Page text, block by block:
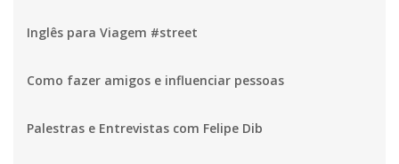
Inglês para Viagem #street
Como fazer amigos e influenciar pessoas
Palestras e Entrevistas com Felipe Dib